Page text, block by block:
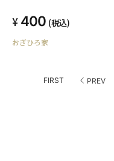
400 (税込)
おぎひろ家
FIRST PREV